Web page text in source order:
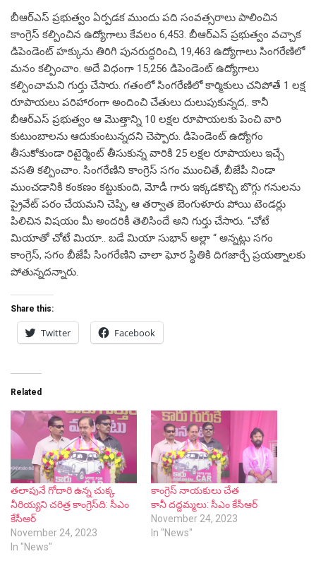
బీఆర్ఎస్ ప్రభుత్వం ఏర్పడక ముందు పది సంవత్సరాలు పాలించిన
కాంగ్రెస్ కల్పించిన ఉద్యోగాలు కేవలం 6,453. బీఆర్ఎస్ ప్రభుత్వం వచ్చాక
డిపెండెంట్ హక్కును తిరిగి పునరుద్ధరించి, 19,463 ఉద్యోగాలు సింగరేణిలో
మనం కల్పించాం. అదే విధంగా 15,256 డిపెండెంట్ ఉద్యోగాలు
కల్పించామని గుర్తు చేసారు. గతంలో సింగరేణిలో కార్మికులు చనిపోతే 1 లక్ష
రూపాయలు పరిహారంగా అందించి చేతులు దులుపుకున్నద,. కానీ
బీఆర్ఎస్ ప్రభుత్వం ఆ మొత్తాన్ని 10 లక్షల రూపాయలకు పెంచి వారి
కుటుంబాలను ఆదుకుంటున్నదని చెప్పారు. డిపెండెంట్ ఉద్యోగం
తీసుకోకుండా రిటైర్మెంట్ తీసుకున్న వారికి 25 లక్షల రూపాయలు ఇచ్చే
వసతి కల్పించాం. సింగరేణిని కాంగ్రెస్ సగం ముంచితే, బీజేపీ నిండా
ముంచడానికి కంకణం కట్టుకుంది, మోడీ గారు ఇక్కడకొచ్చి బొగ్గు గనులను
ప్రైవేట్ పరం చేయమని చెప్పి, ఆ తర్వాత బెంగుళూరు పోయి టెండర్లు
పిలిచిన విషయం మీ అందరికీ తెలిసిందే అని గుర్తు చేసారు. “చోటే
మియాతో చోటే మియా.. బడే మియా సుభాన్ అల్లా “ అన్నట్లు సగం
కాంగ్రెస్, సగం బీజేపీ సింగరేణిని చాలా ఘోర స్థితికి దిగజార్చే ప్రయత్నాలకు
పోతున్నదన్నారు.
Share this:
Twitter Facebook
Related
తలాపునే గోదారి ఉన్న చుక్క
నీరియ్యని చరిత్ర కాంగ్రెస్‌ది: సీఎం
కేసీఆర్
November 24, 2023
In "News"
కాంగ్రెస్ నాయకులు చేత
కానీ దద్దమ్మలు: సీఎం కేసీఆర్
November 24, 2023
In "News"